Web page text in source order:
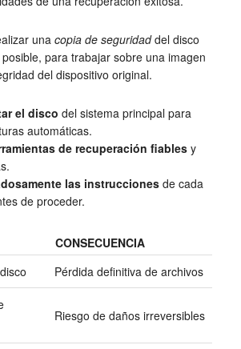
una copia de seguridaddel disco
para trabajar sobre una imagen
del dispositivo original.
el disco del sistema principal para
automáticas.
de recuperación fiablesy
las instruccionesde cada
de proceder.
CONSECUENCIA
Pérdida definitiva de archivos
Riesgo de daños irreversibles